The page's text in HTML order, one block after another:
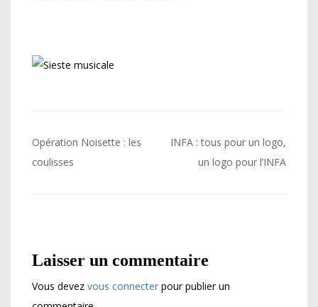
Navigation
de
Opération Noisette : les
coulisses
INFA : tous pour un logo,
un logo pour l’INFA
Laisser un commentaire
Vous devez vous connecter pour publier un